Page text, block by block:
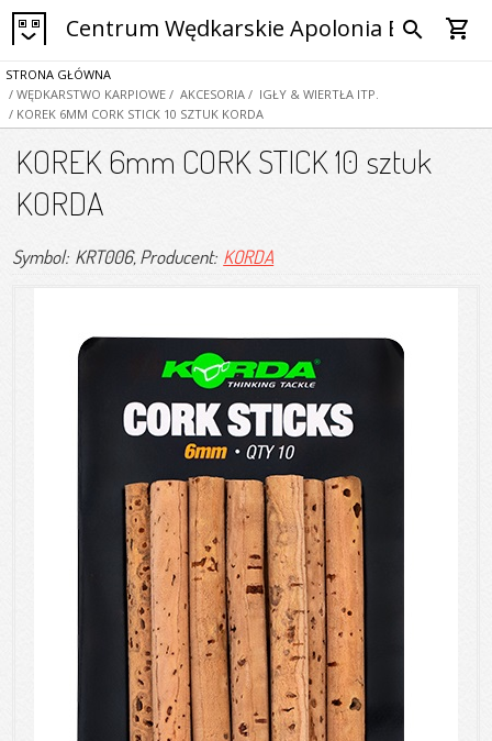
Centrum Wędkarskie Apolonia Bytom
search shopping_cart
STRONA GŁÓWNA
/ WĘDKARSTWO KARPIOWE / AKCESORIA / IGŁY & WIERTŁA ITP.
/ KOREK 6MM CORK STICK 10 SZTUK KORDA
KOREK 6mm CORK STICK 10 sztuk
KORDA
Symbol: KRT006, Producent: KORDA